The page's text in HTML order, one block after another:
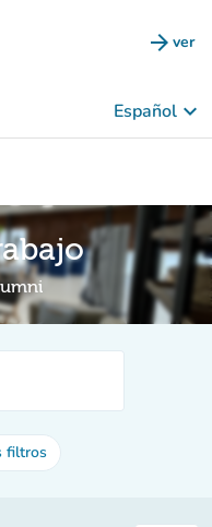
arrow_forward ver
Español keyboard_arrow_down
filtros